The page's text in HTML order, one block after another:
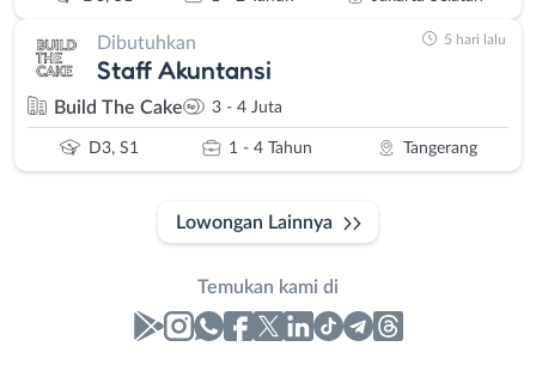
Dibutuhkan
Staff Akuntansi
Build The Cake 3 - 4 Juta
D3, S1 1 - 4 Tahun Tangerang
5 hari lalu
Lowongan Lainnya
Temukan kami di